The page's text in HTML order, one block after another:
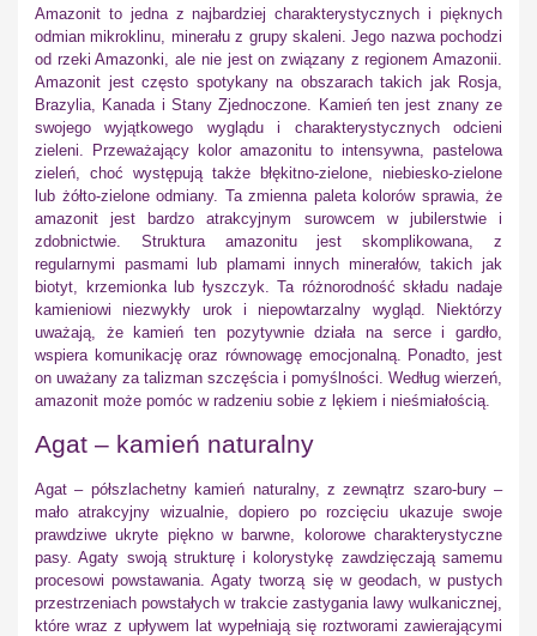
Amazonit to jedna z najbardziej charakterystycznych i pięknych
odmian mikroklinu, minerału z grupy skaleni. Jego nazwa pochodzi
od rzeki Amazonki, ale nie jest on związany z regionem Amazonii.
Amazonit jest często spotykany na obszarach takich jak Rosja,
Brazylia, Kanada i Stany Zjednoczone. Kamień ten jest znany ze
swojego wyjątkowego wyglądu i charakterystycznych odcieni
zieleni. Przeważający kolor amazonitu to intensywna, pastelowa
zieleń, choć występują także błękitno-zielone, niebiesko-zielone
lub żółto-zielone odmiany. Ta zmienna paleta kolorów sprawia, że
amazonit jest bardzo atrakcyjnym surowcem w jubilerstwie i
zdobnictwie. Struktura amazonitu jest skomplikowana, z
regularnymi pasmami lub plamami innych minerałów, takich jak
biotyt, krzemionka lub łyszczyk. Ta różnorodność składu nadaje
kamieniowi niezwykły urok i niepowtarzalny wygląd. Niektórzy
uważają, że kamień ten pozytywnie działa na serce i gardło,
wspiera komunikację oraz równowagę emocjonalną. Ponadto, jest
on uważany za talizman szczęścia i pomyślności. Według wierzeń,
amazonit może pomóc w radzeniu sobie z lękiem i nieśmiałością.
Agat – kamień naturalny
Agat – półszlachetny kamień naturalny, z zewnątrz szaro-bury –
mało atrakcyjny wizualnie, dopiero po rozcięciu ukazuje swoje
prawdziwe ukryte piękno w barwne, kolorowe charakterystyczne
pasy. Agaty swoją strukturę i kolorystykę zawdzięczają samemu
procesowi powstawania. Agaty tworzą się w geodach, w pustych
przestrzeniach powstałych w trakcie zastygania lawy wulkanicznej,
które wraz z upływem lat wypełniają się roztworami zawierającymi